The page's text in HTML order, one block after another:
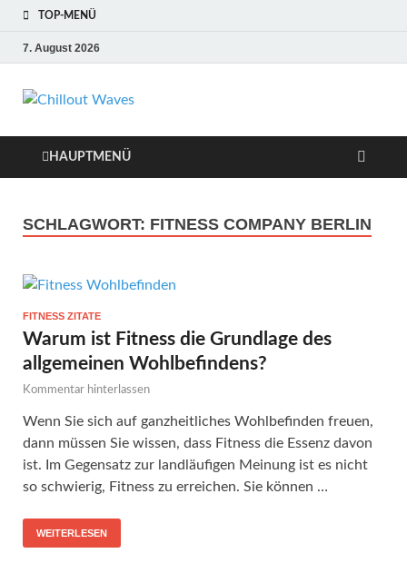
TOP-MENÜ
7. August 2026
Chillout Waves
Relaxing Music
Ferienwohnungen zum Verlieben!
HAUPTMENÜ
SCHLAGWORT: FITNESS COMPANY BERLIN
FITNESS ZITATE
Warum ist Fitness die Grundlage des
allgemeinen Wohlbefindens?
Kommentar hinterlassen
Wenn Sie sich auf ganzheitliches Wohlbefinden freuen,
dann müssen Sie wissen, dass Fitness die Essenz davon
ist. Im Gegensatz zur landläufigen Meinung ist es nicht
so schwierig, Fitness zu erreichen. Sie können …
WEITERLESEN